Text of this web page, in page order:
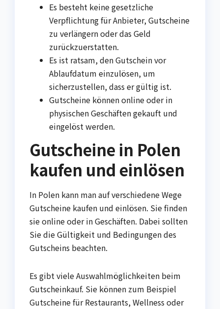
Es besteht keine gesetzliche
Verpflichtung für Anbieter, Gutscheine
zu verlängern oder das Geld
zurückzuerstatten.
Es ist ratsam, den Gutschein vor
Ablaufdatum einzulösen, um
sicherzustellen, dass er gültig ist.
Gutscheine können online oder in
physischen Geschäften gekauft und
eingelöst werden.
Gutscheine in Polen
kaufen und einlösen
In Polen kann man auf verschiedene Wege
Gutscheine kaufen und einlösen. Sie finden
sie online oder in Geschäften. Dabei sollten
Sie die Gültigkeit und Bedingungen des
Gutscheins beachten.
Es gibt viele Auswahlmöglichkeiten beim
Gutscheinkauf. Sie können zum Beispiel
Gutscheine für Restaurants, Wellness oder